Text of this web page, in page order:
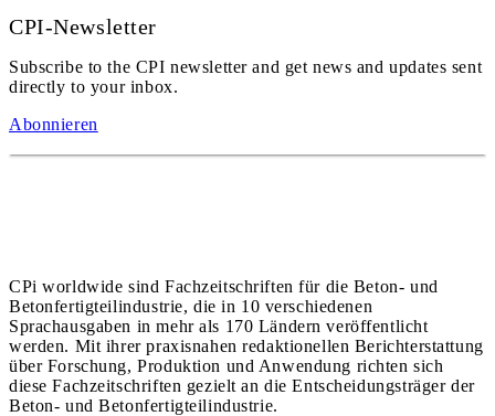
CPI-Newsletter
Subscribe to the CPI newsletter and get news and updates sent
directly to your inbox.
Abonnieren
CPi worldwide sind Fachzeitschriften für die Beton- und
Betonfertigteilindustrie, die in 10 verschiedenen
Sprachausgaben in mehr als 170 Ländern veröffentlicht
werden. Mit ihrer praxisnahen redaktionellen Berichterstattung
über Forschung, Produktion und Anwendung richten sich
diese Fachzeitschriften gezielt an die Entscheidungsträger der
Beton- und Betonfertigteilindustrie.